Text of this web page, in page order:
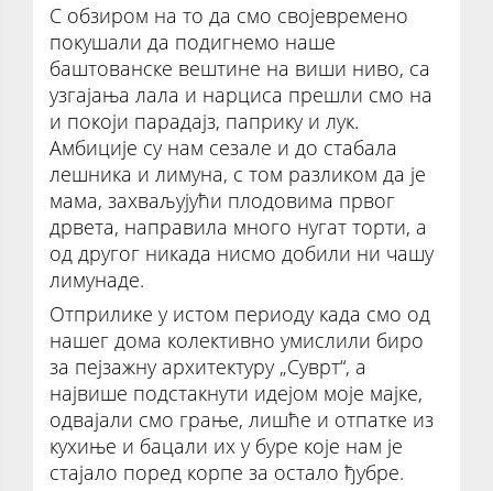
С обзиром на то да смо својевремено
покушали да подигнемо наше
баштованске вештине на виши ниво, са
узгајања лала и нарциса прешли смо на
и покоји парадајз, паприку и лук.
Амбиције су нам сезале и до стабала
лешника и лимуна, с том разликом да је
мама, захваљујући плодовима првог
дрвета, направила много нугат торти, а
од другог никада нисмо добили ни чашу
лимунаде.
Отприлике у истом периоду када смо од
нашег дома колективно умислили биро
за пејзажну архитектуру „Суврт“, а
највише подстакнути идејом моје мајке,
одвајали смо грање, лишће и отпатке из
кухиње и бацали их у буре које нам је
стајало поред корпе за остало ђубре.